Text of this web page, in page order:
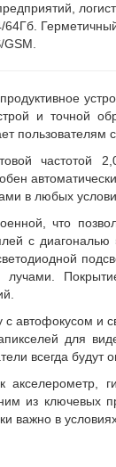
GSM.
и точной
частотой
в любых
что
с
автофокусом и
для
всегда
из
важно в